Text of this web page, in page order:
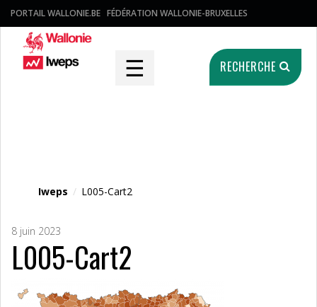
PORTAIL WALLONIE.BE FÉDÉRATION WALLONIE-BRUXELLES
☰ RECHERCHE
Iweps / L005-Cart2
8 juin 2023
L005-Cart2